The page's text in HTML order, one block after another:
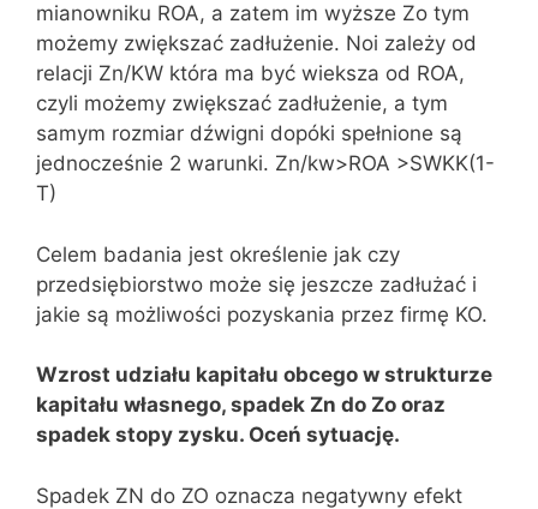
mianowniku ROA, a zatem im wyższe Zo tym
możemy zwiększać zadłużenie. Noi zależy od
relacji Zn/KW która ma być wieksza od ROA,
czyli możemy zwiększać zadłużenie, a tym
samym rozmiar dźwigni dopóki spełnione są
jednocześnie 2 warunki. Zn/kw>ROA >SWKK(1-
T)
Celem badania jest określenie jak czy
przedsiębiorstwo może się jeszcze zadłużać i
jakie są możliwości pozyskania przez firmę KO.
Wzrost udziału kapitału obcego w strukturze
kapitału własnego, spadek Zn do Zo oraz
spadek stopy zysku. Oceń sytuację.
Spadek ZN do ZO oznacza negatywny efekt